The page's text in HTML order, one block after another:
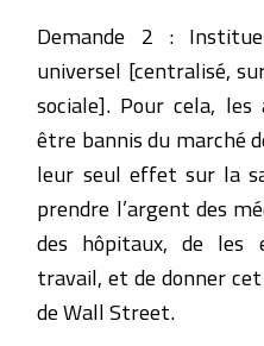
Demande 2 :
universel [centralisé,
sociale]. Pour cela,
être bannis du marché
leur seul effet sur la
prendre l’argent des
des hôpitaux, de les
travail, et de donner
de Wall Street.